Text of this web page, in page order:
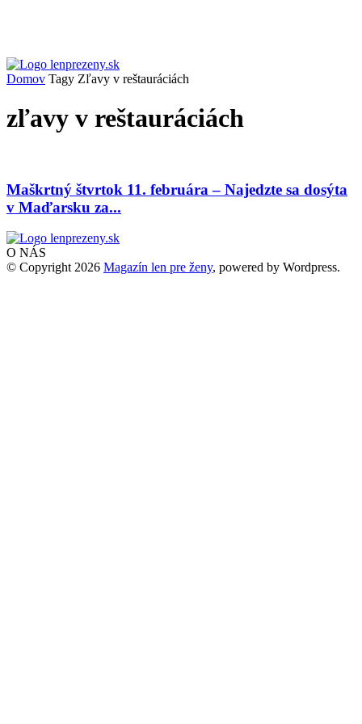
Domov Tagy Zľavy v reštauráciách
zľavy v reštauráciách
Maškrtný štvrtok 11. februára – Najedzte sa dosýta
v Maďarsku za...
O NÁS
© Copyright 2026 Magazín len pre ženy, powered by Wordpress.